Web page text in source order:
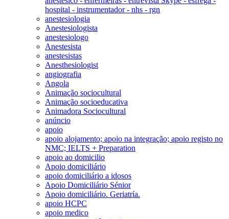
hospital - instrumentador - nhs - rgn
anestesiologia
Anestesiologista
anestesiologo
Anestesista
anestesistas
Anesthesiologist
angiografia
Angola
Animação sociocultural
Animação socioeducativa
Animadora Sociocultural
anúncio
apoio
apoio alojamento; apoio na integração; apoio registo no
NMC; IELTS + Preparation
apoio ao domicilio
Apoio domiciliário
apoio domiciliário a idosos
Apoio Domiciliário Sénior
Apoio domiciliário. Geriatría.
apoio HCPC
apoio medico